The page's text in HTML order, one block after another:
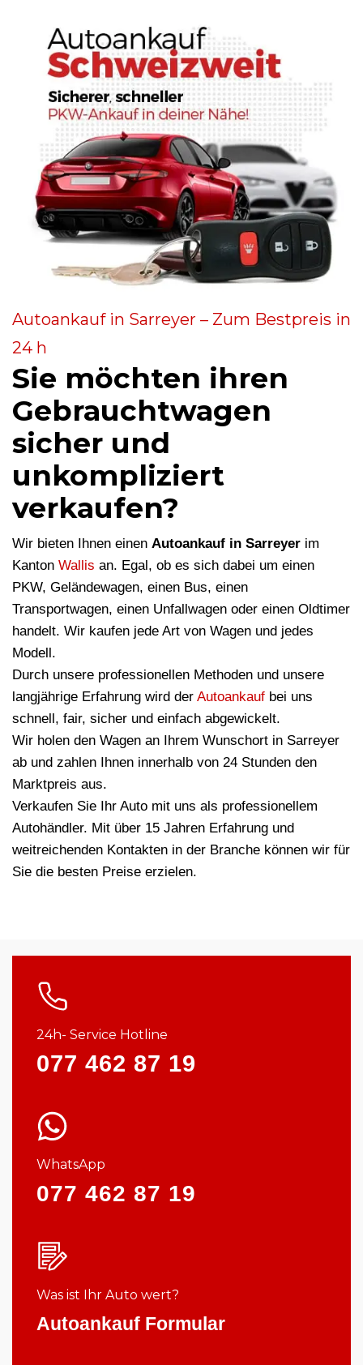
Autoankauf in Sarreyer – Zum Bestpreis in
24 h
Sie möchten ihren
Gebrauchtwagen
sicher und
unkompliziert
verkaufen?
Wir bieten Ihnen einen Autoankauf in Sarreyer im
Kanton Wallis an. Egal, ob es sich dabei um einen
PKW, Geländewagen, einen Bus, einen
Transportwagen, einen Unfallwagen oder einen Oldtimer
handelt. Wir kaufen jede Art von Wagen und jedes
Modell.
Durch unsere professionellen Methoden und unsere
langjährige Erfahrung wird der Autoankauf bei uns
schnell, fair, sicher und einfach abgewickelt.
Wir holen den Wagen an Ihrem Wunschort in Sarreyer
ab und zahlen Ihnen innerhalb von 24 Stunden den
Marktpreis aus.
Verkaufen Sie Ihr Auto mit uns als professionellem
Autohändler. Mit über 15 Jahren Erfahrung und
weitreichenden Kontakten in der Branche können wir für
Sie die besten Preise erzielen.
24h- Service Hotline
077 462 87 19
WhatsApp
077 462 87 19
Was ist Ihr Auto wert?
Autoankauf Formular